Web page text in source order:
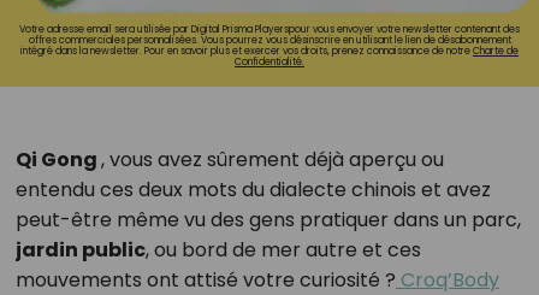
Votre adresse email sera utilisée par Digital Prisma Playerspour vous envoyer votre newsletter contenant des
offres commerciales personnalisées. Vous pourrez vous désinscrire en utilisant le lien de désabonnement
intégré dans la newsletter. Pour en savoir plus et exercer vos droits, prenez connaissance de notreCharte de
Confidentialité.
Qi Gong, vous avez sûrement déjà aperçu ou
entendu ces deux mots du dialecte chinois et avez
peut-être même vu des gens pratiquer dans un parc,
jardin public, ou bord de mer autre et ces
mouvements ont attisé votre curiosité ? Croq’Body